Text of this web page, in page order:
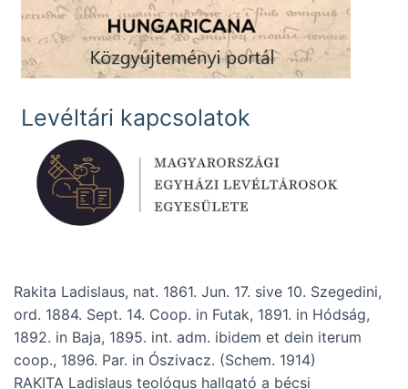
Levéltári kapcsolatok
Rakita Ladislaus, nat. 1861. Jun. 17. sive 10. Szegedini,
ord. 1884. Sept. 14. Coop. in Futak, 1891. in Hódság,
1892. in Baja, 1895. int. adm. ibidem et dein iterum
coop., 1896. Par. in Ószivacz. (Schem. 1914)
RAKITA Ladislaus teológus hallgató a bécsi